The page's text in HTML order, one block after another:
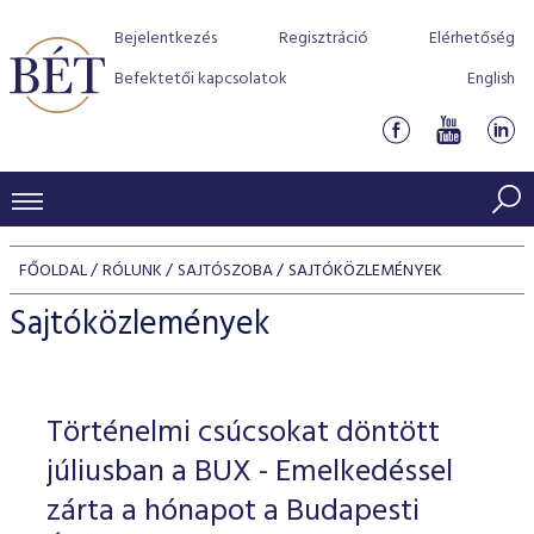
Bejelentkezés Regisztráció
Elérhetőség
Befektetői kapcsolatok
English
KERESKEDÉSI ADATOK
INDEXEK
Jelzáloglevél indexek
Vállalati kötvény indexek
Azonnali Piac
Részvények
Származékos piac
BEFEKTETŐK
Részvény szekció
Hitelpapír szekció
BÉT szabályzatok
Befektetővédelem
Alkalmazott díjstruktúra
Elszámolás
Részvény és vállalati kötvény tőzsdei bevezetését
program
BÉT Xtend - Részvénypiac egyszerűen
TŐZSDETAGOK
Tőzsdetagok, üzletkötők
VENDOROK
FŐOLDAL RÓLUNK SAJTÓSZOBA SAJTÓKÖZLEMÉNYEK
Sajtóközlemények
Történelmi csúcsokat döntött
júliusban a BUX - Emelkedéssel
zárta a hónapot a Budapesti